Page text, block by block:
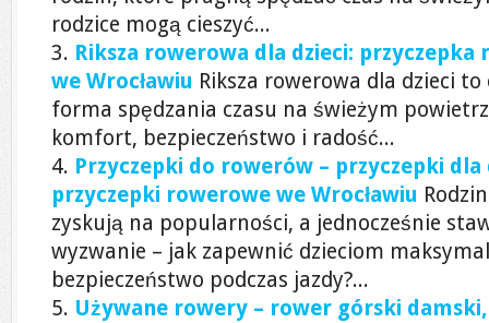
rodzice mogą cieszyć...
Riksza rowerowa dla dzieci: przyczepka
we Wrocławiu Riksza rowerowa dla dzieci
forma spędzania czasu na świeżym
komfort, bezpieczeństwo i radość...
Przyczepki do rowerów – przyczepki
przyczepki rowerowe we Wrocławiu
zyskują na popularności, a jednocześnie
wyzwanie – jak zapewnić dzieciom
bezpieczeństwo podczas jazdy?...
Używane rowery – rower górski